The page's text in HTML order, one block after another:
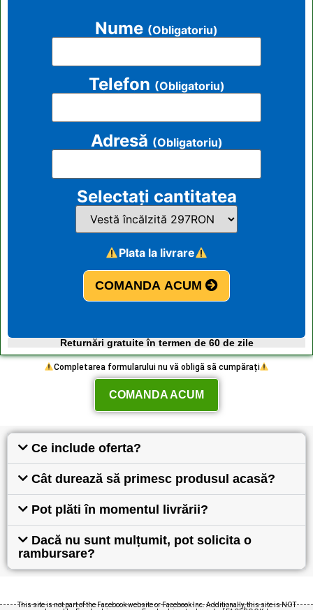
Nume (Obligatoriu)
Telefon (Obligatoriu)
Adresă (Obligatoriu)
Selectați cantitatea
Plata la livrare
COMANDA ACUM
Returnări gratuite în termen de 60 de zile
Completarea formularului nu vă obligă să cumpărați
COMANDA ACUM
Ce include oferta?
Cât durează să primesc produsul acasă?
Pot plăti în momentul livrării?
Dacă nu sunt mulțumit, pot solicita o
rambursare?
This site is not part of the Facebook website or Facebook Inc. Additionally, this site is NOT